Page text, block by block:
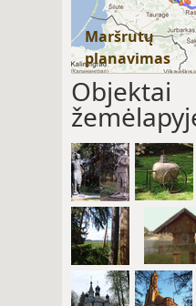
Maršrutų
planavimas
Objektai